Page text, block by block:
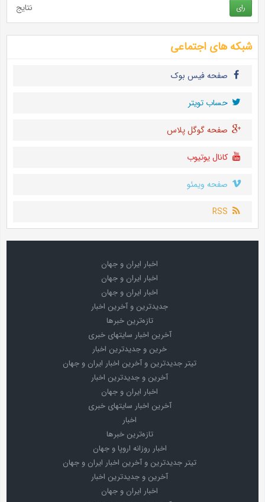
رای نتایج
شبکه های اجتماعی
صفحه فیس بوک
حساب تويتر
صفحه گوگل پلاس
کانال یوتیوب
صفحه ویمئو
RSS
اخبار ایران و جهان
اخبار ایران و جهان
اخبار ایران و جهان
جدیدترین و آخرین اخبار
تازه‌ترین خبرها
آخرین اخبار سایتهای خبری
خرین و جدیدترین اخبار
تیتر جدیدترین و آخرین اخبار ایران و جهان
آخرین و جدیدترین اخبار
اخبار ایران و جهان
آخرین اخبار سایتهای خبری
اخبار
تازه‌ترین خبرها
اخبار روزانه اروپا و جهان
تیتر جدیدترین و آخرین اخبار ایران و جهان
آخرین و جدیدترین اخبار
اخبار ایران و جهان